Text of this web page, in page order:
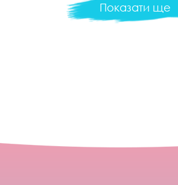
Показати ще